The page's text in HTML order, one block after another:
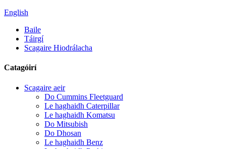
English
Baile
Táirgí
Scagaire Hiodrálacha
Catagóirí
Scagaire aeir
Do Cummins Fleetguard
Le haghaidh Caterpillar
Le haghaidh Komatsu
Do Mitsubish
Do Dhosan
Le haghaidh Benz